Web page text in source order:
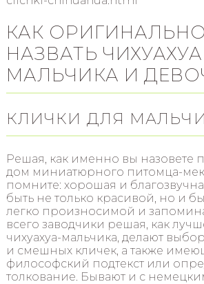
КАК ОРИГИНАЛЬНО
НАЗВАТЬ ЧИХУАХУА
МАЛЬЧИКА И
КЛИЧКИ ДЛЯ
Решая, как именно вы назовете
дом миниатюрного питомца-
помните: хорошая и
быть не только красивой, но и
легко произносимой и
всего заводчики решая, как
чихуахуа-мальчика, делают
и смешных кличек, а также
философский подтекст или
толкование. Бывают и с